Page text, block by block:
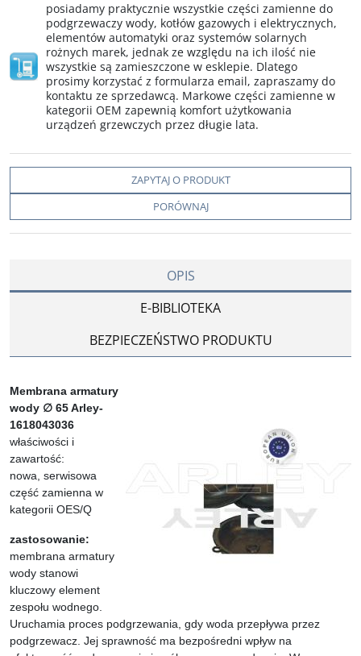
posiadamy praktycznie wszystkie części zamienne do
podgrzewaczy wody, kotłów gazowych i elektrycznych,
elementów automatyki oraz systemów solarnych
rożnych marek, jednak ze względu na ich ilość nie
wszystkie są zamieszczone w esklepie. Dlatego
prosimy korzystać z formularza email, zapraszamy do
kontaktu ze sprzedawcą. Markowe części zamienne w
kategorii OEM zapewnią komfort użytkowania
urządzeń grzewczych przez długie lata.
ZAPYTAJ O PRODUKT
PORÓWNAJ
OPIS
E-BIBLIOTEKA
BEZPIECZEŃSTWO PRODUKTU
Membrana armatury
wody ∅ 65 Arley-
1618043036
właściwości i
zawartość:
nowa, serwisowa
część zamienna w
kategorii OES/Q
zastosowanie:
membrana armatury
wody stanowi
kluczowy element
zespołu wodnego.
Uruchamia proces podgrzewania, gdy woda przepływa przez
podgrzewacz. Jej sprawność ma bezpośredni wpływ na